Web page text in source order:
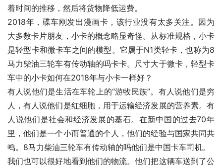
着时间的推移，然后将货物降低运费。
2018年，碟车刚发出漫画卡，该行业没有太多关注。因为
大多数卡片朋友，小卡的概念略显奇怪。从标准规格，小卡
是轻型卡和微卡车之间的模型。它属于N1类轻卡，也称为8
马力柴油三轮车有传动轴的吗卡卡。尺寸大于微卡，轻型卡
车中的小卡如何在2018年与小卡一样好？
有人说他们是生活在车轮上的“游牧民族”。有人说他们是穷
人，有人说他们是红细胞，用于运输经济发展的营养素。有
人说他们是社会和经济发展的基石。在新中国的过去70年
里，他们是一个小而普通的个人，他们的经验与国家共同共
鸣。8马力柴油三轮车有传动轴的吗他们是中国卡车司机。
我们也可以很好地看到他们的物流。他们把这辆车送到了公